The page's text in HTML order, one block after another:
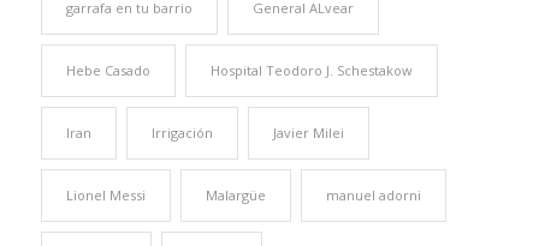
garrafa en tu barrio General ALvear
Hebe Casado Hospital Teodoro J. Schestakow
Iran Irrigación Javier Milei
Lionel Messi Malargüe manuel adorni